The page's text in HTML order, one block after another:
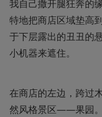
我自己撒开腿狂奔的
特地把商店区域垫高
于下层露出的丑丑的
小机器来遮住。
在商店的左边，跨过
然风格景区——果园